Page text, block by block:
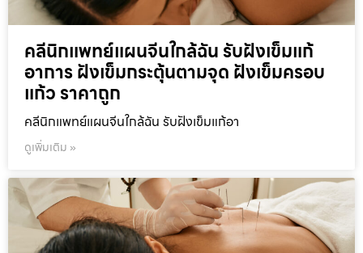
คลีนิกแพทย์แผนจีนใกล้ฉัน รับฝังเข็มแก้
อาการ ฝังเข็มกระตุ้นตามจุด ฝังเข็มครอบ
แก้ว ราคาถูก
คลีนิกแพทย์แผนจีนใกล้ฉัน รับฝังเข็มแก้อา
ดูเพิ่มเติม »